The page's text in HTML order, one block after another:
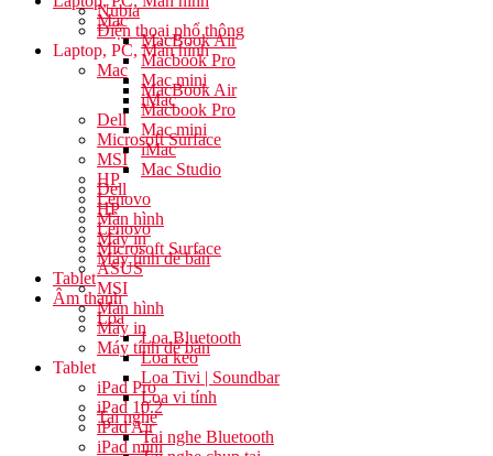
Mac
MacBook Air
Macbook Pro
Mac mini
iMac
Dell
Microsoft Surface
MSI
HP
Lenovo
Màn hình
Máy in
Máy tính để bàn
Tablet
Âm thanh
Loa
Loa Bluetooth
Loa kéo
Loa Tivi | Soundbar
Loa vi tính
Tai nghe
Tai nghe Bluetooth
Nubia
Điện thoại phổ thông
Laptop, PC, Màn hình
Mac
MacBook Air
Macbook Pro
Mac mini
iMac
Mac Studio
Dell
HP
Lenovo
Microsoft Surface
ASUS
MSI
Màn hình
Máy in
Máy tính để bàn
Tablet
iPad Pro
iPad 10.2
iPad Air
iPad mini